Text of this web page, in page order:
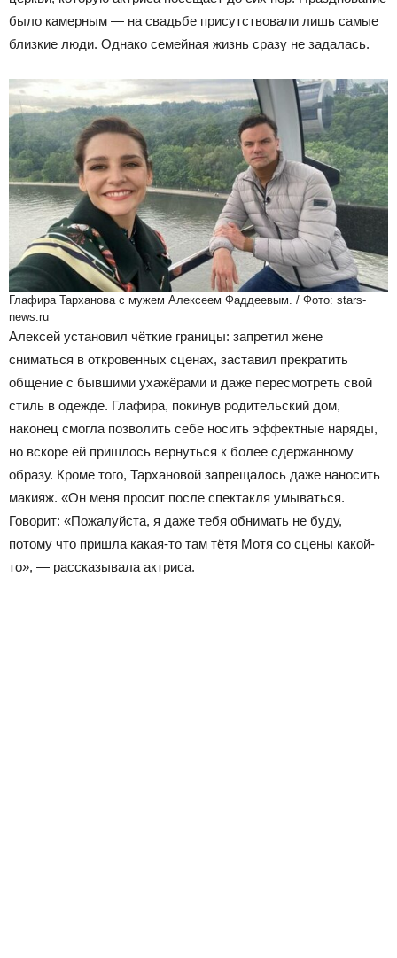
было камерным — на свадьбе присутствовали лишь самые
близкие люди. Однако семейная жизнь сразу не задалась.
Глафира Тарханова с мужем Алексеем Фаддеевым. / Фото: stars-
news.ru
Алексей установил чёткие границы: запретил жене
сниматься в откровенных сценах, заставил прекратить
общение с бывшими ухажёрами и даже пересмотреть свой
стиль в одежде. Глафира, покинув родительский дом,
наконец смогла позволить себе носить эффектные наряды,
но вскоре ей пришлось вернуться к более сдержанному
образу. Кроме того, Тархановой запрещалось даже наносить
макияж. «Он меня просит после спектакля умываться.
Говорит: «Пожалуйста, я даже тебя обнимать не буду,
потому что пришла какая-то там тётя Мотя со сцены какой-
то», — рассказывала актриса.